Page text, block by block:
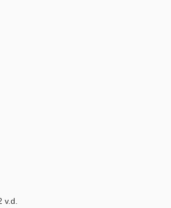
v.d.